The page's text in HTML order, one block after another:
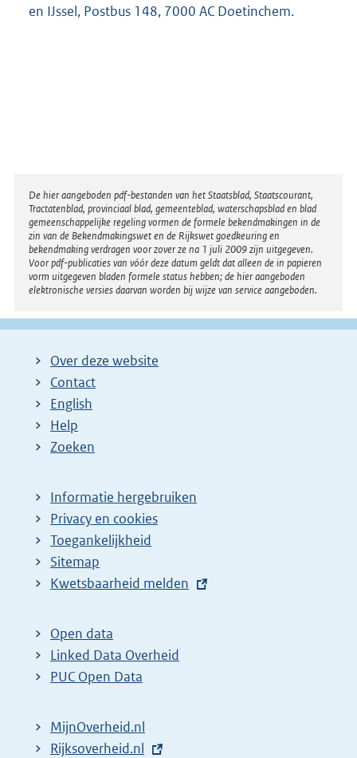
en IJssel, Postbus 148, 7000 AC Doetinchem.
Disclaimer
De hier aangeboden pdf-bestanden van het Staatsblad, Staatscourant,
Tractatenblad, provinciaal blad, gemeenteblad, waterschapsblad en blad
gemeenschappelijke regeling vormen de formele bekendmakingen in de
zin van de Bekendmakingswet en de Rijkswet goedkeuring en
bekendmaking verdragen voor zover ze na 1 juli 2009 zijn uitgegeven.
Voor pdf-publicaties van vóór deze datum geldt dat alleen de in papieren
vorm uitgegeven bladen formele status hebben; de hier aangeboden
elektronische versies daarvan worden bij wijze van service aangeboden.
Over deze website
Contact
English
Help
Zoeken
Informatie hergebruiken
Privacy en cookies
Toegankelijkheid
Sitemap
E
t
e
r
l
Kwetsbaarheid melden
Open data
Linked Data Overheid
PUC Open Data
MijnOverheid.nl
E
Rijksoverheid.nl